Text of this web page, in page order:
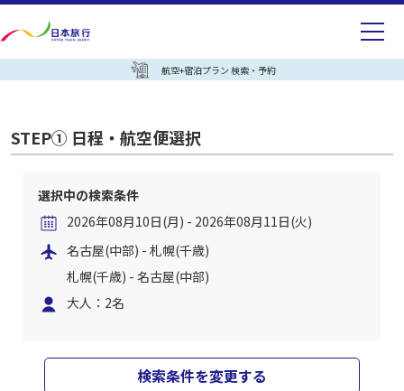
航空+宿泊プラン 検索・予約
STEP① 日程・航空便選択
選択中の検索条件
2026年08月10日(月) - 2026年08月11日(火)
名古屋(中部) - 札幌(千歳)
札幌(千歳) - 名古屋(中部)
大人：2名
検索条件を変更する